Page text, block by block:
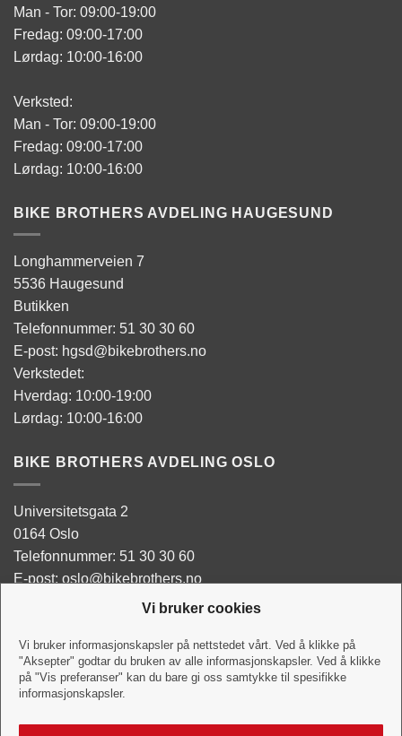
Vi bruker cookies
Vi bruker informasjonskapsler på nettstedet vårt. Ved å klikke på
"Aksepter" godtar du bruken av alle informasjonskapsler. Ved å klikke
på "Vis preferanser" kan du bare gi oss samtykke til spesifikke
informasjonskapsler.
Man - Tor: 09:00-19:00
Fredag: 09:00-17:00
Lørdag: 10:00-16:00
Verksted:
Man - Tor: 09:00-19:00
Fredag: 09:00-17:00
Lørdag: 10:00-16:00
BIKE BROTHERS AVDELING HAUGESUND
Longhammerveien 7
5536 Haugesund
Butikken
Telefonnummer: 51 30 30 60
E-post: hgsd@bikebrothers.no
Verkstedet:
Hverdag: 10:00-19:00
Lørdag: 10:00-16:00
BIKE BROTHERS AVDELING OSLO
Universitetsgata 2
0164 Oslo
Telefonnummer: 51 30 30 60
E-post: oslo@bikebrothers.no
Man - Tor: 10:00-18:00
Fredag: 10:00-18:00
Lørdag:10:00-16:00